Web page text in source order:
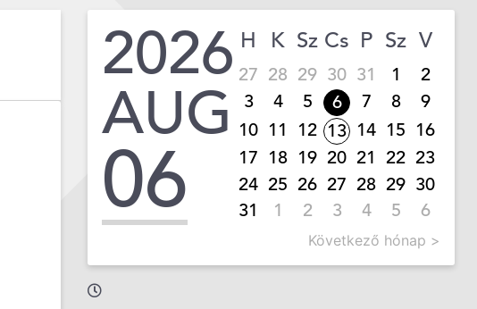
2026
AUG
06
H K Sz Cs P Sz V
27 28 29 30 31 1
2
3
4 5 6 7 8
9
10 11 12 13 14 15 16
17 18 19 20 21 22 23
24 25 26 27 28 29 30
31
1 2 3 4 5 6
Következő hónap >